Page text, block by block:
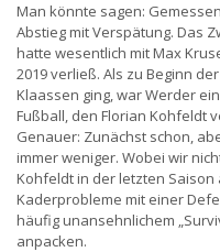
Man könnte sagen:
Abstieg mit Verspätung. Das
hatte wesentlich mit Max
2019 verließ. Als zu Beginn
Klaassen ging, war Werder
Fußball, den Florian Kohfeldt
Genauer: Zunächst schon,
immer weniger. Wobei wir
Kohfeldt in der letzten
Kaderprobleme mit einer
häufig unansehnlichem
anpacken.